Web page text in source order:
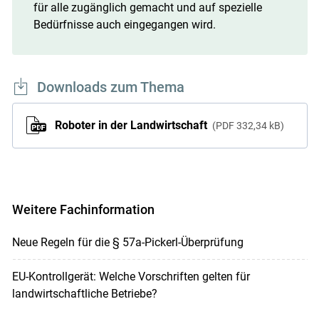
für alle zugänglich gemacht und auf spezielle
Bedürfnisse auch eingegangen wird.
Downloads zum Thema
Roboter in der Landwirtschaft PDF 332,34 kB
Weitere Fachinformation
Neue Regeln für die § 57a-Pickerl-Überprüfung
EU-Kontrollgerät: Welche Vorschriften gelten für
landwirtschaftliche Betriebe?